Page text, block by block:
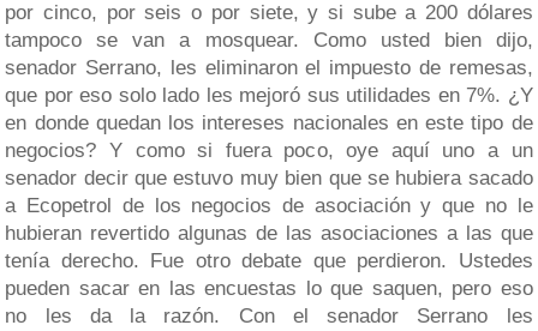
por cinco, por seis o por siete, y si sube a 200 dólares
tampoco se van a mosquear. Como usted bien dijo,
senador Serrano, les eliminaron el impuesto de remesas,
que por eso solo lado les mejoró sus utilidades en 7%. ¿Y
en donde quedan los intereses nacionales en este tipo de
negocios? Y como si fuera poco, oye aquí uno a un
senador decir que estuvo muy bien que se hubiera sacado
a Ecopetrol de los negocios de asociación y que no le
hubieran revertido algunas de las asociaciones a las que
tenía derecho. Fue otro debate que perdieron. Ustedes
pueden sacar en las encuestas lo que saquen, pero eso
no les da la razón. Con el senador Serrano les